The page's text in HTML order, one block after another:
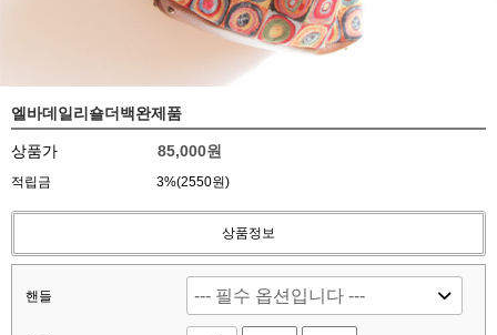
엘바데일리숄더백완제품
상품가 85,000원
적립금 3%(2550원)
상품정보
핸들